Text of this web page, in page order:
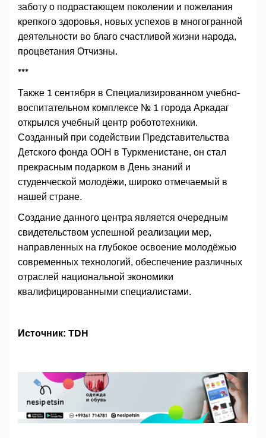
заботу о подрастающем поколении и пожелания
крепкого здоровья, новых успехов в многогранной
деятельности во благо счастливой жизни народа,
процветания Отчизны.
***
Также 1 сентября в Специализированном учебно-
воспитательном комплексе № 1 города Аркадаг
открылся учебный центр робототехники.
Созданный при содействии Представительства
Детского фонда ООН в Туркменистане, он стал
прекрасным подарком в День знаний и
студенческой молодёжи, широко отмечаемый в
нашей стране.
Создание данного центра является очередным
свидетельством успешной реализации мер,
направленных на глубокое освоение молодёжью
современных технологий, обеспечение различных
отраслей национальной экономики
квалифицированными специалистами.
Источник: TDH